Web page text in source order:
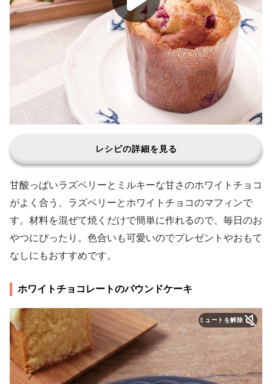
レシピの詳細を見る
甘酸っぱいラズベリーとミルキーな甘さのホワイトチョコ
がよく合う、ラズベリーとホワイトチョコのマフィンで
す。材料を混ぜて焼くだけで簡単に作れるので、毎日のお
やつにぴったり。色合いも可愛いのでプレゼントやおもて
なしにもおすすめです。
ホワイトチョコレートのパウンドケーキ
ミュートを解除